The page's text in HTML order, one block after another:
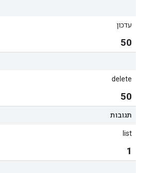
עדכון
50
delete
50
תגובות
list
1